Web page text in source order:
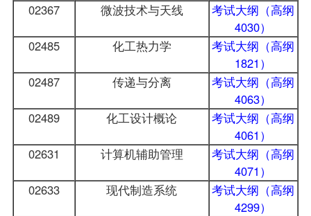
02367
微波技术与天线
考试大纲（高纲
4030）
02485
化工热力学
考试大纲（高纲
1821）
02487
传递与分离
考试大纲（高纲
4063）
02489
化工设计概论
考试大纲（高纲
4061）
02631
计算机辅助管理
考试大纲（高纲
4071）
02633
现代制造系统
考试大纲（高纲
4299）